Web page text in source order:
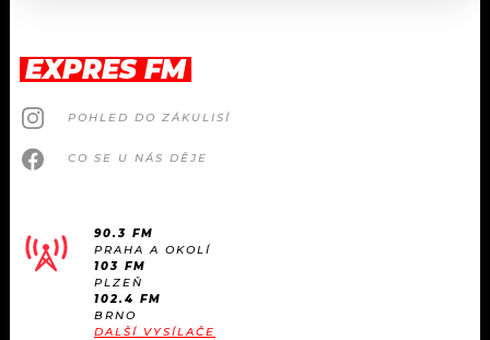
EXPRES FM
POHLED DO ZÁKULISÍ
CO SE U NÁS DĚJE
90.3 FM
PRAHA A OKOLÍ
103 FM
PLZEŇ
102.4 FM
BRNO
DALŠÍ VYSÍLAČE